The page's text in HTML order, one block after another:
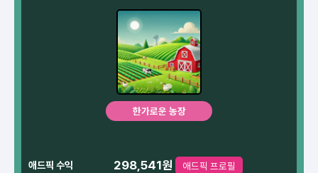
한가로운 농장
애드픽 수익 298,541원 애드픽 프로필